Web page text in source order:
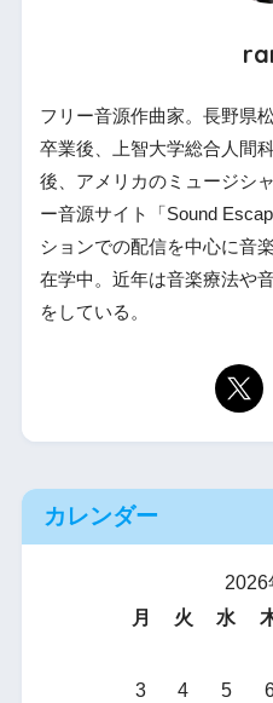
フリー音源作曲家。長野県
卒業後、上智大学総合人間
後、アメリカのミュージシ
ー音源サイト「Sound
ションでの配信を中心に音
在学中。近年は音楽療法や
をしている。
カレンダー
2026
月
火 水
3
4 5